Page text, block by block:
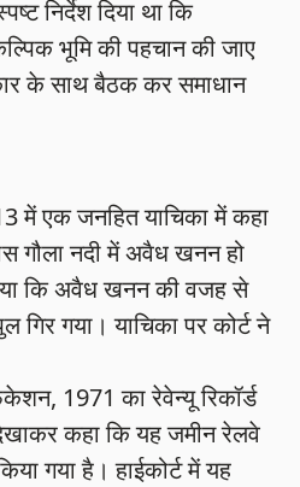
निर्देश दिया था कि
भूमि की पहचान की जाए
के साथ बैठक कर समाधान
में एक जनहित याचिका में कहा
गौला नदी में अवैध खनन हो
कि अवैध खनन की वजह से
गिर गया। याचिका पर कोर्ट ने
1971 का रेवेन्यू रिकॉर्ड
कहा कि यह जमीन रेलवे
गया है। हाईकोर्ट में यह